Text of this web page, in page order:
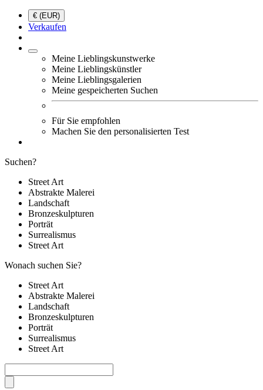
€ (EUR)
Verkaufen
Meine Lieblingskunstwerke
Meine Lieblingskünstler
Meine Lieblingsgalerien
Meine gespeicherten Suchen
Für Sie empfohlen
Machen Sie den personalisierten Test
Suchen?
Street Art
Abstrakte Malerei
Landschaft
Bronzeskulpturen
Porträt
Surrealismus
Street Art
Wonach suchen Sie?
Street Art
Abstrakte Malerei
Landschaft
Bronzeskulpturen
Porträt
Surrealismus
Street Art